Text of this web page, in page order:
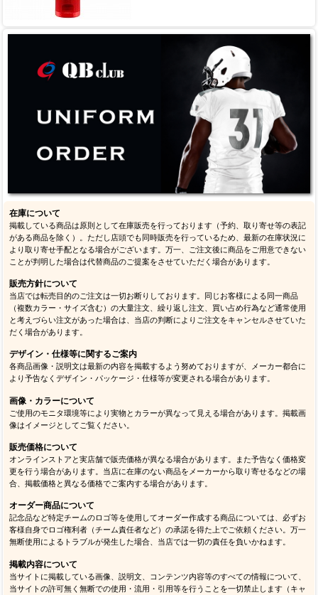
在庫について
掲載している商品は原則として在庫販売を行っております（予約、取り寄せ等の表記
がある商品を除く）。ただし店頭でも同時販売を行っているため、最新の在庫状況に
より取り寄せ手配となる場合がございます。万一、ご注文後に商品をご用意できない
ことが判明した場合は代替商品のご提案をさせていただく場合があります。
販売方針について
当店では転売目的のご注文は一切お断りしております。同じお客様による同一商品
（複数カラー・サイズ含む）の大量注文、繰り返し注文、買い占め行為など通常使用
と考えづらい注文があった場合は、当店の判断によりご注文をキャンセルさせていた
だく場合があります。
デザイン・仕様等に関するご案内
各商品画像・説明文は最新の内容を掲載するよう努めておりますが、メーカー都合に
より予告なくデザイン・パッケージ・仕様等が変更される場合があります。
画像・カラーについて
ご使用のモニタ環境等により実物とカラーが異なって見える場合があります。掲載画
像はイメージとしてご覧ください。
販売価格について
オンラインストアと実店舗で販売価格が異なる場合があります。また予告なく価格変
更を行う場合があります。当店に在庫のない商品をメーカーから取り寄せるなどの場
合、掲載価格と異なる価格でご案内する場合があります。
オーダー商品について
記念品など特定チームのロゴ等を使用してオーダー作成する商品については、必ずお
客様自身でロゴ権利者（チーム責任者など）の承諾を得た上でご依頼ください。万一
無断使用によるトラブルが発生した場合、当店では一切の責任を負いかねます。
掲載内容について
当サイトに掲載している画像、説明文、コンテンツ内容等のすべての情報について、
当サイトの許可無く無断での使用・流用・引用等を行うことを一切禁止します（キャ